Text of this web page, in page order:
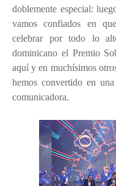
doblemente especial:
vamos confiados en
celebrar por todo lo
dominicano el Premio
aquí y en muchísimos
hemos convertido en
comunicadora.